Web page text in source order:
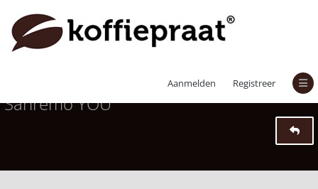
Aanmelden Registreer
Testdag(en) UNICA espressomachine VS
Sanremo YOU